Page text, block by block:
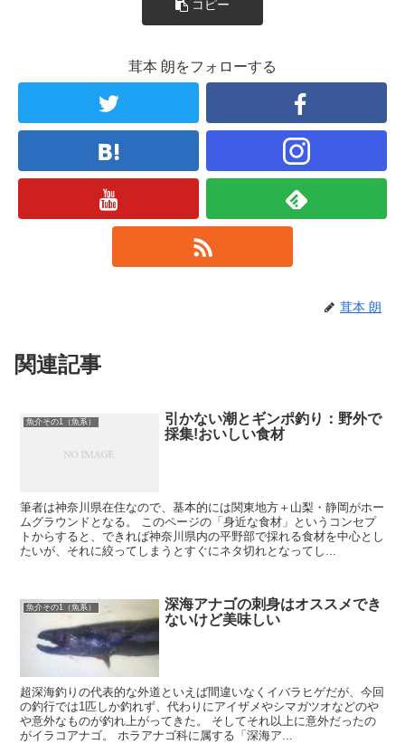
コピー
茸本 朗をフォローする
茸本 朗
関連記事
魚介その1（魚系）
引かない潮とギンポ釣り：野外で
採集!おいしい食材
筆者は神奈川県在住なので、基本的には関東地方＋山梨・静岡がホー
ムグラウンドとなる。 このページの「身近な食材」というコンセプ
トからすると、できれば神奈川県内の平野部で採れる食材を中心とし
たいが、それに絞ってしまうとすぐにネタ切れとなってし...
魚介その1（魚系）
深海アナゴの刺身はオススメでき
ないけど美味しい
超深海釣りの代表的な外道といえば間違いなくイバラヒゲだが、今回
の釣行では1匹しか釣れず、代わりにアイザメやシマガツオなどのや
や意外なものが釣れ上がってきた。 そしてそれ以上に意外だったの
がイラコアナゴ。 ホラアナゴ科に属する「深海ア...